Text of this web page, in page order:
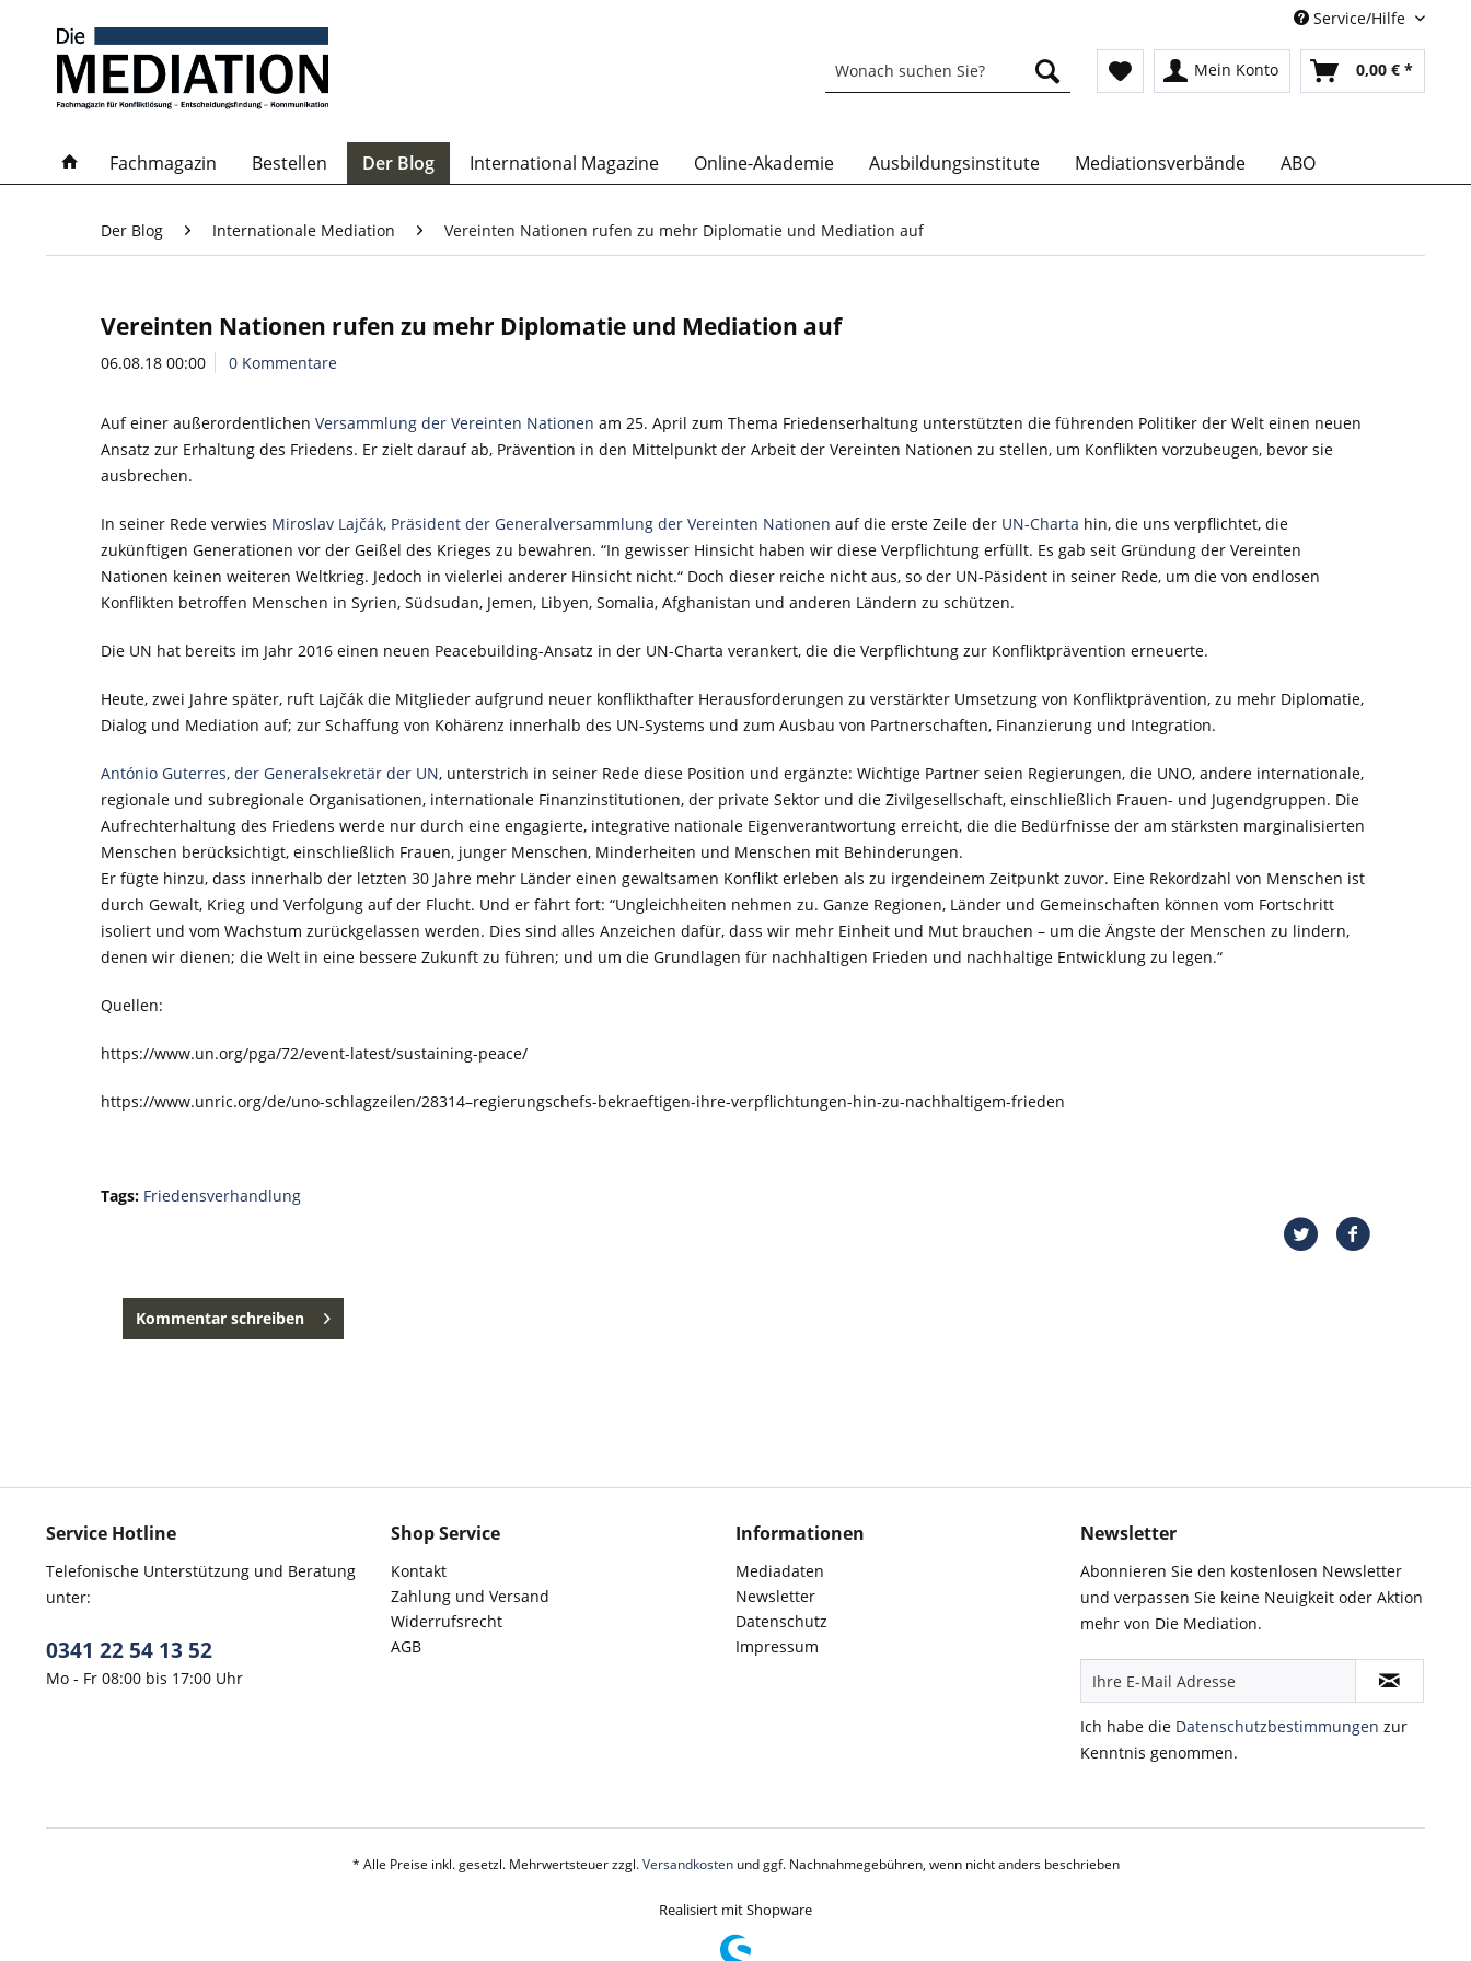
Service/Hilfe
Mein Konto 0,00 € *
Fachmagazin Bestellen Der Blog International Magazine Online-Akademie Ausbildungsinstitute Mediationsverbände ABO
Der Blog Internationale Mediation Vereinten Nationen rufen zu mehr Diplomatie und Mediation auf
Vereinten Nationen rufen zu mehr Diplomatie und Mediation auf
06.08.18 00:00 0 Kommentare
Auf einer außerordentlichen Versammlung der Vereinten Nationen am 25. April zum Thema Friedenserhaltung unterstützten die führenden Politiker der Welt einen neuen
Ansatz zur Erhaltung des Friedens. Er zielt darauf ab, Prävention in den Mittelpunkt der Arbeit der Vereinten Nationen zu stellen, um Konflikten vorzubeugen, bevor sie
ausbrechen.
In seiner Rede verwies Miroslav Lajčák, Präsident der Generalversammlung der Vereinten Nationen auf die erste Zeile der UN-Charta hin, die uns verpflichtet, die
zukünftigen Generationen vor der Geißel des Krieges zu bewahren. “In gewisser Hinsicht haben wir diese Verpflichtung erfüllt. Es gab seit Gründung der Vereinten
Nationen keinen weiteren Weltkrieg. Jedoch in vielerlei anderer Hinsicht nicht.“ Doch dieser reiche nicht aus, so der UN-Päsident in seiner Rede, um die von endlosen
Konflikten betroffen Menschen in Syrien, Südsudan, Jemen, Libyen, Somalia, Afghanistan und anderen Ländern zu schützen.
Die UN hat bereits im Jahr 2016 einen neuen Peacebuilding-Ansatz in der UN-Charta verankert, die die Verpflichtung zur Konfliktprävention erneuerte.
Heute, zwei Jahre später, ruft Lajčák die Mitglieder aufgrund neuer konflikthafter Herausforderungen zu verstärkter Umsetzung von Konfliktprävention, zu mehr Diplomatie,
Dialog und Mediation auf; zur Schaffung von Kohärenz innerhalb des UN-Systems und zum Ausbau von Partnerschaften, Finanzierung und Integration.
António Guterres, der Generalsekretär der UN, unterstrich in seiner Rede diese Position und ergänzte: Wichtige Partner seien Regierungen, die UNO, andere internationale,
regionale und subregionale Organisationen, internationale Finanzinstitutionen, der private Sektor und die Zivilgesellschaft, einschließlich Frauen- und Jugendgruppen. Die
Aufrechterhaltung des Friedens werde nur durch eine engagierte, integrative nationale Eigenverantwortung erreicht, die die Bedürfnisse der am stärksten marginalisierten
Menschen berücksichtigt, einschließlich Frauen, junger Menschen, Minderheiten und Menschen mit Behinderungen.
Er fügte hinzu, dass innerhalb der letzten 30 Jahre mehr Länder einen gewaltsamen Konflikt erleben als zu irgendeinem Zeitpunkt zuvor. Eine Rekordzahl von Menschen ist
durch Gewalt, Krieg und Verfolgung auf der Flucht. Und er fährt fort: “Ungleichheiten nehmen zu. Ganze Regionen, Länder und Gemeinschaften können vom Fortschritt
isoliert und vom Wachstum zurückgelassen werden. Dies sind alles Anzeichen dafür, dass wir mehr Einheit und Mut brauchen – um die Ängste der Menschen zu lindern,
denen wir dienen; die Welt in eine bessere Zukunft zu führen; und um die Grundlagen für nachhaltigen Frieden und nachhaltige Entwicklung zu legen.“
Quellen:
https://www.un.org/pga/72/event-latest/sustaining-peace/
https://www.unric.org/de/uno-schlagzeilen/28314–regierungschefs-bekraeftigen-ihre-verpflichtungen-hin-zu-nachhaltigem-frieden
Tags: Friedensverhandlung
Kommentar schreiben
Service Hotline
Telefonische Unterstützung und Beratung
unter:
0341 22 54 13 52
Mo - Fr 08:00 bis 17:00 Uhr
Shop Service
Kontakt
Zahlung und Versand
Widerrufsrecht
AGB
Informationen
Mediadaten
Newsletter
Datenschutz
Impressum
Newsletter
Abonnieren Sie den kostenlosen Newsletter
und verpassen Sie keine Neuigkeit oder Aktion
mehr von Die Mediation.
Ich habe die Datenschutzbestimmungen zur
Kenntnis genommen.
* Alle Preise inkl. gesetzl. Mehrwertsteuer zzgl.Versandkostenund ggf. Nachnahmegebühren, wenn nicht anders beschrieben
Realisiert mit Shopware